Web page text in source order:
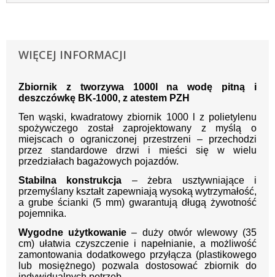
WIĘCEJ INFORMACJI
Zbiornik z tworzywa 1000l na wodę pitną i
deszczówkę BK-1000, z atestem PZH
Ten wąski, kwadratowy zbiornik 1000 l z polietylenu
spożywczego został zaprojektowany z myślą o
miejscach o ograniczonej przestrzeni – przechodzi
przez standardowe drzwi i mieści się w wielu
przedziałach bagażowych pojazdów.
Stabilna konstrukcja – żebra usztywniające i
przemyślany kształt zapewniają wysoką wytrzymałość,
a grube ścianki (5 mm) gwarantują długą żywotność
pojemnika.
Wygodne użytkowanie – duży otwór wlewowy (35
cm) ułatwia czyszczenie i napełnianie, a możliwość
zamontowania dodatkowego przyłącza (plastikowego
lub mosiężnego) pozwala dostosować zbiornik do